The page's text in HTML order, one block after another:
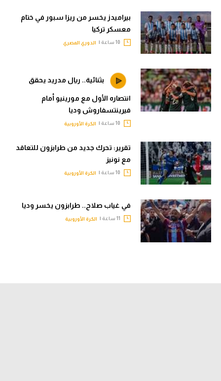
بيراميدز يخسر من ريزا سبور في ختام
معسكر تركيا
الدوري المصري
بثنائية.. ريال مدريد يحقق
انتصاره الأول مع مورينيو أمام
فيرينتسفاروش وديا
الكرة الأوروبية
تقرير: تحرك جديد من طرابزون للتعاقد
مع نونيز
الكرة الأوروبية
في غياب صلاح.. طرابزون يخسر وديا
الكرة الأوروبية